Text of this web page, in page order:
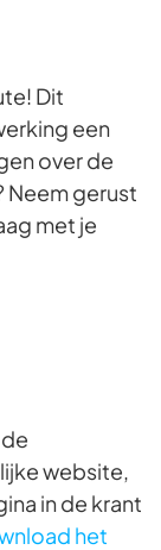
Dit
een
over de
Neem gerust
met je
website,
in de krant
het